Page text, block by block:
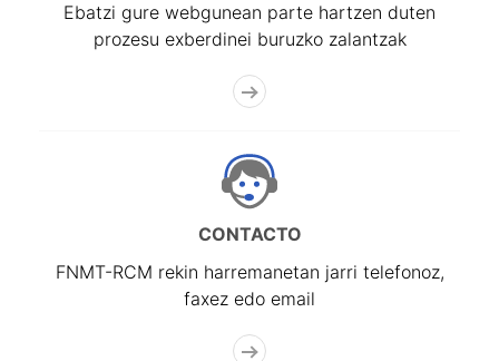
Ebatzi gure webgunean parte hartzen duten
prozesu exberdinei buruzko zalantzak
CONTACTO
FNMT-RCM rekin harremanetan jarri telefonoz,
faxez edo email